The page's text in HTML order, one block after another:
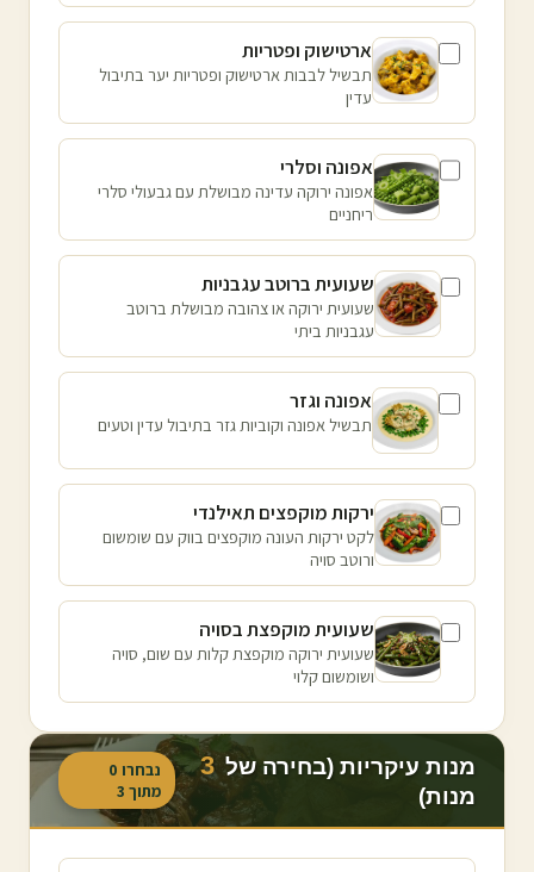
ארטישוק ופטריות
תבשיל לבבות ארטישוק ופטריות יער בתיבול
עדין
אפונה וסלרי
אפונה ירוקה עדינה מבושלת עם גבעולי סלרי
ריחניים
שעועית ברוטב עגבניות
שעועית ירוקה או צהובה מבושלת ברוטב
עגבניות ביתי
אפונה וגזר
תבשיל אפונה וקוביות גזר בתיבול עדין וטעים
ירקות מוקפצים תאילנדי
לקט ירקות העונה מוקפצים בווק עם שומשום
ורוטב סויה
שעועית מוקפצת בסויה
שעועית ירוקה מוקפצת קלות עם שום, סויה
ושומשום קלוי
מנות עיקריות (בחירה של 3
מנות)
נבחרו 0
מתוך 3